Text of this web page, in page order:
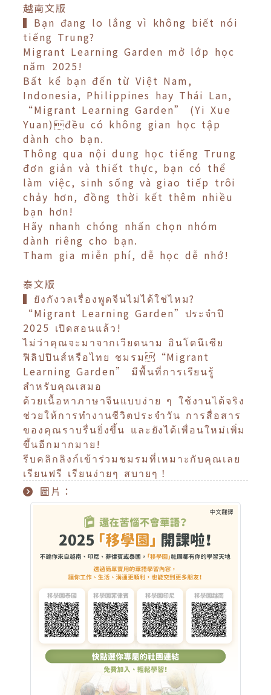
越南文版
▍Bạn đang lo lắng vì không biết nói
tiếng Trung?
Migrant Learning Garden mở lớp học
năm 2025!
Bất kể bạn đến từ Việt Nam,
Indonesia, Philippines hay Thái Lan,
“Migrant Learning Garden” (Yi Xue
Yuan)đều có không gian học tập
dành cho bạn.
Thông qua nội dung học tiếng Trung
đơn giản và thiết thực, bạn có thể
làm việc, sinh sống và giao tiếp trôi
chảy hơn, đồng thời kết thêm nhiều
bạn hơn!
Hãy nhanh chóng nhấn chọn nhóm
dành riêng cho bạn.
Tham gia miễn phí, dễ học dễ nhớ!
泰文版
▍ยังกังวลเรื่องพูดจีนไม่ได้ใช่ไหม?
“Migrant Learning Garden”ประจำปี
2025 เปิดสอนแล้ว!
ไม่ว่าคุณจะมาจากเวียดนาม อินโดนีเซีย
ฟิลิปปินส์หรือไทย ชมรม“Migrant
Learning Garden” มีพื้นที่การเรียนรู้
สำหรับคุณเสมอ
ด้วยเนื้อหาภาษาจีนแบบง่าย ๆ ใช้งานได้จริง
ช่วยให้การทำงานชีวิตประจำวัน การสื่อสาร
ของคุณราบรื่นยิ่งขึ้น และยังได้เพื่อนใหม่เพิ่ม
ขึ้นอีกมากมาย!
รีบคลิกลิงก์เข้าร่วมชมรมที่เหมาะกับคุณเลย
เรียนฟรี เรียนง่ายๆ สบายๆ！
圖片：